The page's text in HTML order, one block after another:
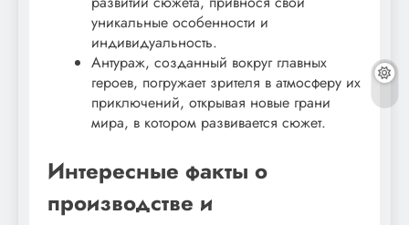
уникальные особенности и
индивидуальность.
Антураж, созданный вокруг главных
героев, погружает зрителя в атмосферу их
приключений, открывая новые грани
мира, в котором развивается сюжет.
Интересные факты о
производстве и